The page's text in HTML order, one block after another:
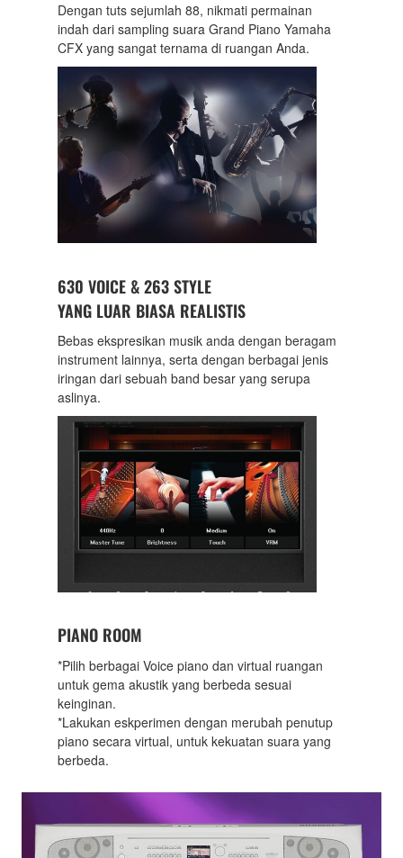
Dengan tuts sejumlah 88, nikmati permainan
indah dari sampling suara Grand Piano Yamaha
CFX yang sangat ternama di ruangan Anda.
630 VOICE & 263 STYLE
YANG LUAR BIASA REALISTIS
Bebas ekspresikan musik anda dengan beragam
instrument lainnya, serta dengan berbagai jenis
iringan dari sebuah band besar yang serupa
aslinya.
PIANO ROOM
*Pilih berbagai Voice piano dan virtual ruangan
untuk gema akustik yang berbeda sesuai
keinginan.
*Lakukan eskperimen dengan merubah penutup
piano secara virtual, untuk kekuatan suara yang
berbeda.